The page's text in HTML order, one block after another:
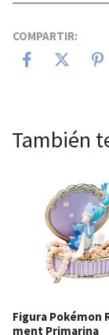
COMPARTIR:
También
Figura Pokémon
ment Primarina